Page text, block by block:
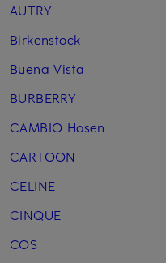
AUTRY
Birkenstock
Buena Vista
BURBERRY
CAMBIO Hosen
CARTOON
CELINE
CINQUE
COS